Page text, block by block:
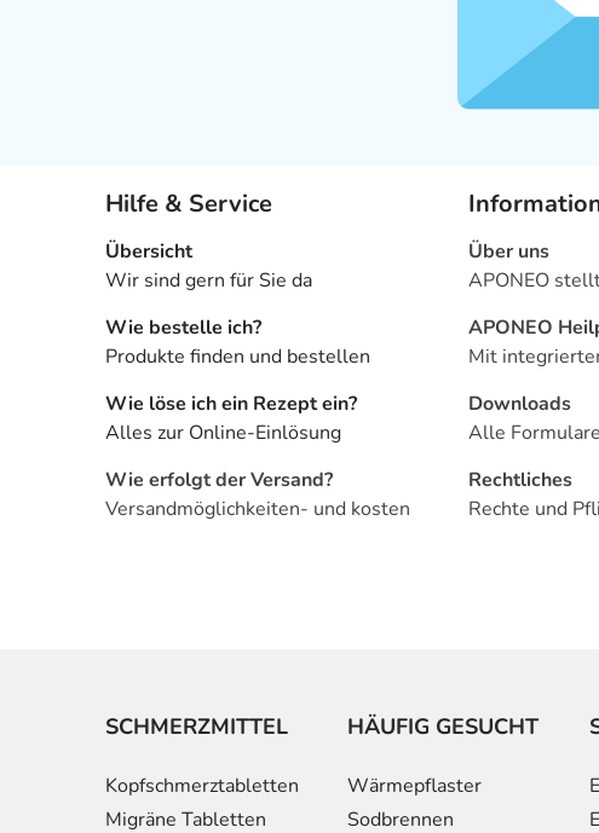
Hilfe & Service
Übersicht
Wir sind gern für Sie da
Wie bestelle ich?
Produkte finden und bestellen
Wie löse ich ein Rezept ein?
Alles zur Online-Einlösung
Wie erfolgt der Versand?
Versandmöglichkeiten- und kosten
Über uns
APONEO
APONEO
Mit
Downloads
Alle
Rechtliches
Rechte und
SCHMERZMITTEL
Kopfschmerztabletten
Migräne Tabletten
HÄUFIG GESUCHT
Wärmepflaster
Sodbrennen